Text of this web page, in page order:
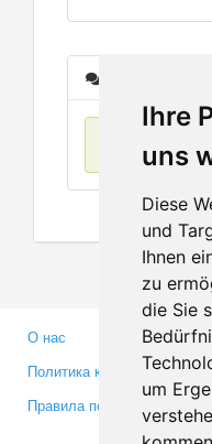
Ihre
uns
Diese
und
Ihnen
zu
die Sie
um
О нас
Политика
Правила пользования